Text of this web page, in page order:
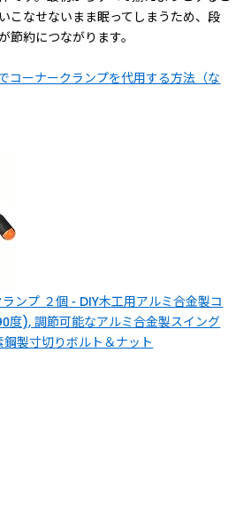
こなせないまま眠ってしまうため、段
節約につながります。
コーナークランプを代用する方法（な
ンプ ２個 - DIY木工用アルミ合金製コ
度), 調節可能なアルミ合金製スイング
製寸切りボルト＆ナット